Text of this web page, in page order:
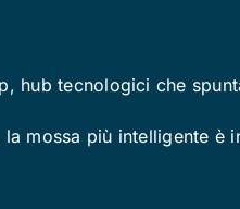
hub tecnologici che
mossa più intelligente